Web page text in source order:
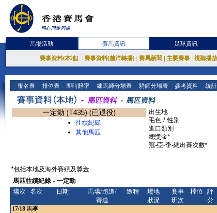
馬場活動 賽馬資訊 足球資訊
賽事資料(本地) 賽事資料(越洋轉播) 賽馬新聞 主要賽事 視聽播
報名表 排位表 即時賠率 練馬師分場表 騎師分場表 參考資料 統
一定勁 (T435) (已退役)
往績紀錄
其他馬匹
出生地
毛色 / 性別
進口類別
總獎金*
冠-亞-季-總出賽次數*
*包括本地及海外賽績及獎金
馬匹往績紀錄 - 一定勁
場次
名次 日期
馬場/跑道/
賽道
途程
場地
狀況
賽事
班次
檔位
評
分
17/18 馬季